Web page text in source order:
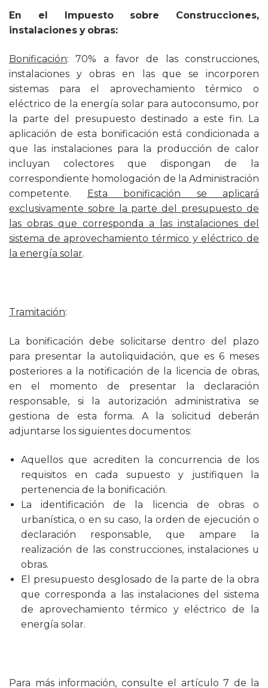
En el Impuesto sobre Construcciones,
instalaciones y obras:
Bonificación: 70% a favor de las construcciones,
instalaciones y obras en las que se incorporen
sistemas para el aprovechamiento térmico o
eléctrico de la energía solar para autoconsumo, por
la parte del presupuesto destinado a este fin. La
aplicación de esta bonificación está condicionada a
que las instalaciones para la producción de calor
incluyan colectores que dispongan de la
correspondiente homologación de la Administración
competente.
Esta bonificación se aplicará
exclusivamente sobre la parte del presupuesto de
las obras que corresponda a las instalaciones del
sistema de aprovechamiento térmico y eléctrico de
la energía solar.
Tramitación:
La bonificación debe solicitarse dentro del plazo
para presentar la autoliquidación, que es 6 meses
posteriores a la notificación de la licencia de obras,
en el momento de presentar la declaración
responsable, si la autorización administrativa se
gestiona de esta forma. A la solicitud deberán
adjuntarse los siguientes documentos:
Aquellos que acrediten la concurrencia de los
requisitos en cada supuesto y justifiquen la
pertenencia de la bonificación.
La identificación de la licencia de obras o
urbanística, o en su caso, la orden de ejecución o
declaración responsable, que ampare la
realización de las construcciones, instalaciones u
obras.
El presupuesto desglosado de la parte de la obra
que corresponda a las instalaciones del sistema
de aprovechamiento térmico y eléctrico de la
energía solar.
Para más información, consulte el artículo 7 de la